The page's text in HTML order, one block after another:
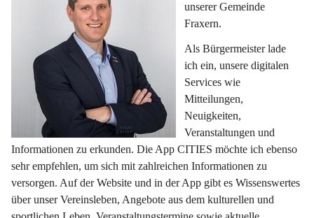
unserer Gemeinde
Fraxern.
Als Bürgermeister lade
ich ein, unsere digitalen
Services wie
Mitteilungen,
Neuigkeiten,
Veranstaltungen und
Informationen zu erkunden. Die App CITIES möchte ich ebenso
sehr empfehlen, um sich mit zahlreichen Informationen zu
versorgen. Auf der Website und in der App gibt es Wissenswertes
über unser Vereinsleben, Angebote aus dem kulturellen und